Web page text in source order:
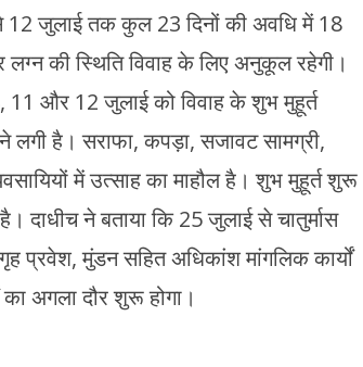
12 जुलाई तक कुल 23 दिनों की अवधि में 18
लग्न की स्थिति विवाह के लिए अनुकूल रहेगी।
और 12 जुलाई को विवाह के शुभ मुहूर्त
लगी है। सराफा, कपड़ा, सजावट सामग्री,
में उत्साह का माहौल है। शुभ मुहूर्त शुरू
दाधीच ने बताया कि 25 जुलाई से चातुर्मास
प्रवेश, मुंडन सहित अधिकांश मांगलिक कार्यों
का अगला दौर शुरू होगा।